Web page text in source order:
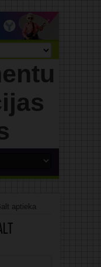
aptieka